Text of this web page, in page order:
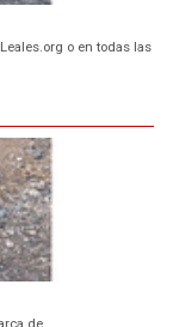
o en todas las
de